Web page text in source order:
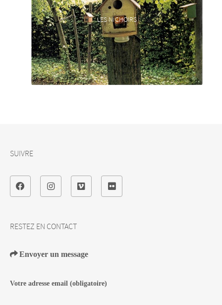
LES NICHOIRS
RESTEZ EN CONTACT
Envoyer un message
Votre adresse email (obligatoire)
SUIVRE